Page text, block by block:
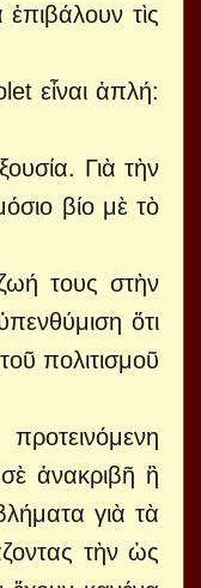
τὶς
εἶναι ἁπλή:
Γιὰ τὴν
βίο μὲ τὸ
τους στὴν
ὅτι
πολιτισμοῦ
ἀνακριβῆ ἢ
γιὰ τὰ
τὴν ὡς